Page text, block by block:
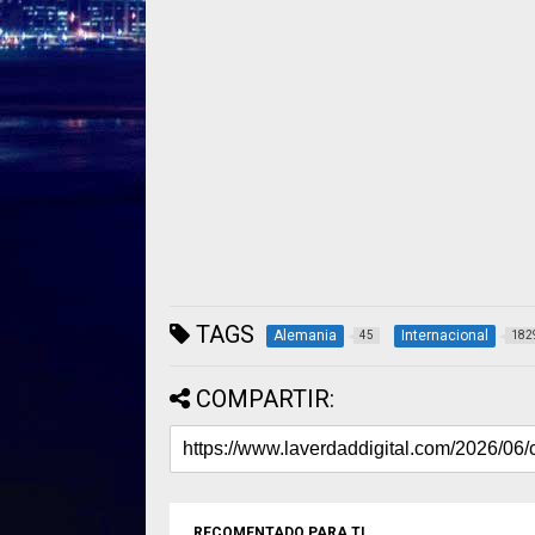
TAGS Alemania 45 Internacional
COMPARTIR: